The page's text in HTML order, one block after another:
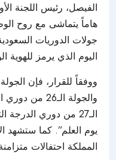
الفيصل، رئيس اللجنة
هاماً يتماشى مع روح
جولات الدوريات
اليوم الذي يرمز للهوية
والجولة
الـ27 من دوري
يوم العلم”. كما ستشهد
المملكة احتفالات